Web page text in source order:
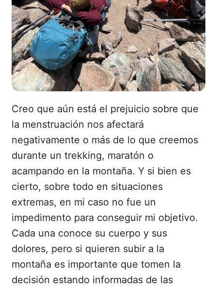
Creo que aún está el prejuicio sobre que
la menstruación nos afectará
negativamente o más de lo que creemos
durante un trekking, maratón o
acampando en la montaña. Y si bien es
cierto, sobre todo en situaciones
extremas, en mi caso no fue un
impedimento para conseguir mi objetivo.
Cada una conoce su cuerpo y sus
dolores, pero si quieren subir a la
montaña es importante que tomen la
decisión estando informadas de las